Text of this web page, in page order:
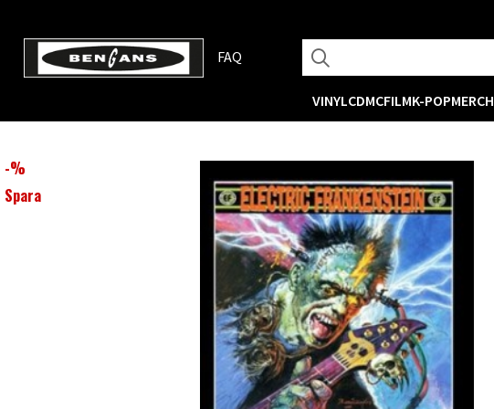
FAQ
VINYLCDMCFILMK-POPMERCH
-%
Spara